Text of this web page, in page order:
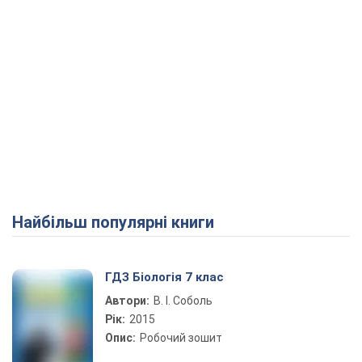
Найбільш популярні книги
ГДЗ Біологія 7 клас
Автори: В. І. Соболь
Рік: 2015
Опис: Робочий зошит